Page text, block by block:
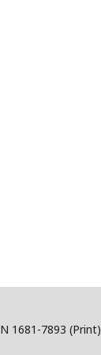
1681-7893 (Print)